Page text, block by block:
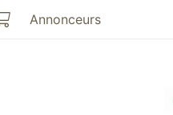
Mon panier
Annonceurs